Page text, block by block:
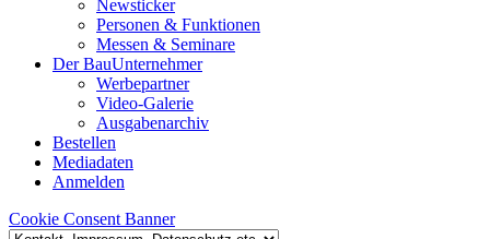
Newsticker
Personen & Funktionen
Messen & Seminare
Der BauUnternehmer
Werbepartner
Video-Galerie
Ausgabenarchiv
Bestellen
Mediadaten
Anmelden
Cookie Consent Banner